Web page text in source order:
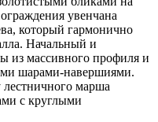
увенчана
который гармонично
Начальный и
из массивного профиля и
шарами-навершиями.
лестничного марша
с круглыми